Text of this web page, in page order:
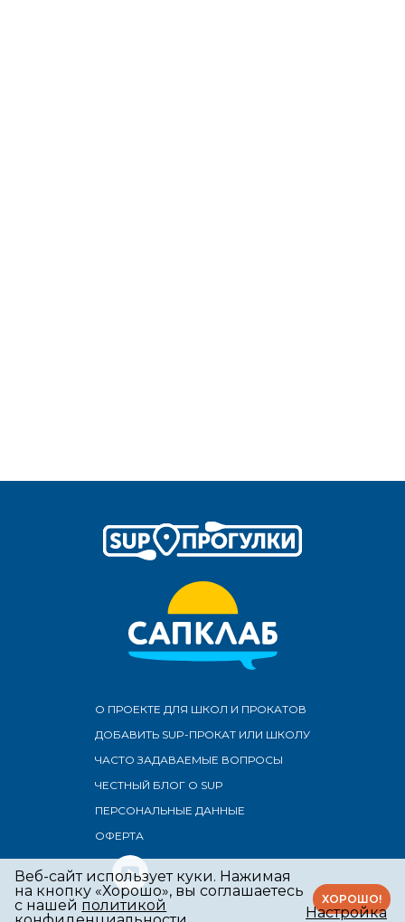
О ПРОЕКТЕ ДЛЯ ШКОЛ И ПРОКАТОВ
ДОБАВИТЬ SUP-ПРОКАТ ИЛИ ШКОЛУ
ЧАСТО ЗАДАВАЕМЫЕ ВОПРОСЫ
ЧЕСТНЫЙ БЛОГ О SUP
ПЕРСОНАЛЬНЫЕ ДАННЫЕ
ОФЕРТА
Веб-сайт использует куки. Нажимая
на кнопку «Хорошо», вы соглашаетесь
с нашей политикой
ХОРОШО!
Настройка